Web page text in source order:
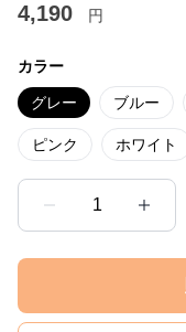
4,190 円
カラー
グレー ブルー
ピンク ホワイト
1